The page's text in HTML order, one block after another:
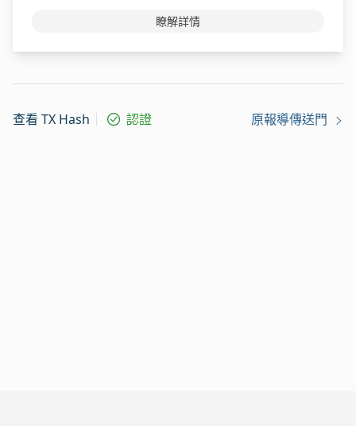
瞭解詳情
查看 TX Hash 認證 原報導傳送門